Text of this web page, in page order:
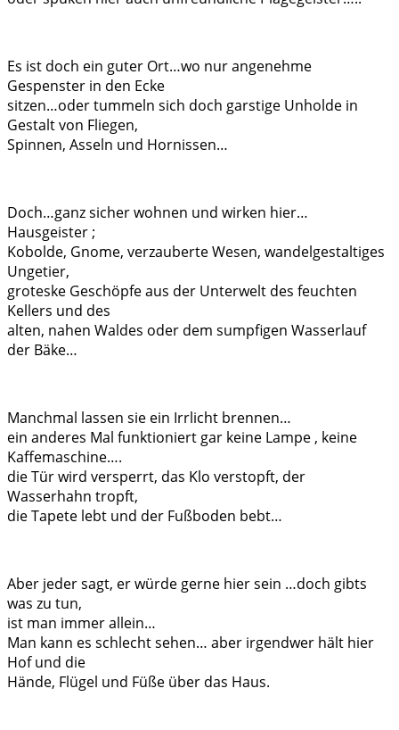
Es ist doch ein guter Ort…wo nur angenehme
Gespenster in den Ecke
sitzen…oder tummeln sich doch garstige Unholde in
Gestalt von Fliegen,
Spinnen, Asseln und Hornissen…
Doch…ganz sicher wohnen und wirken hier…
Hausgeister ;
Kobolde, Gnome, verzauberte Wesen, wandelgestaltiges
Ungetier,
groteske Geschöpfe aus der Unterwelt des feuchten
Kellers und des
alten, nahen Waldes oder dem sumpfigen Wasserlauf
der Bäke…
Manchmal lassen sie ein Irrlicht brennen…
ein anderes Mal funktioniert gar keine Lampe , keine
Kaffemaschine….
die Tür wird versperrt, das Klo verstopft, der
Wasserhahn tropft,
die Tapete lebt und der Fußboden bebt…
Aber jeder sagt, er würde gerne hier sein …doch gibts
was zu tun,
ist man immer allein…
Man kann es schlecht sehen… aber irgendwer hält hier
Hof und die
Hände, Flügel und Füße über das Haus.